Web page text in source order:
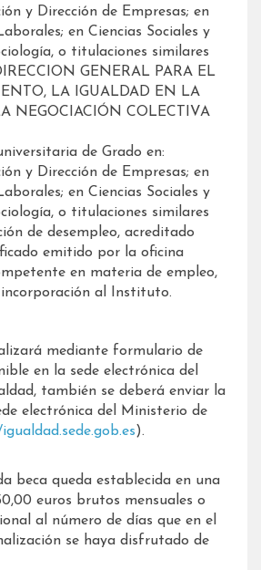
y Dirección de Empresas; en
en Ciencias Sociales y
o titulaciones similares
GENERAL PARA EL
LA IGUALDAD EN LA
NEGOCIACIÓN COLECTIVA
de Grado en:
y Dirección de Empresas; en
en Ciencias Sociales y
o titulaciones similares
de desempleo, acreditado
emitido por la oficina
en materia de empleo,
al Instituto.
mediante formulario de
en la sede electrónica del
también se deberá enviar la
electrónica del Ministerio de
).
beca queda establecida en una
euros brutos mensuales o
al número de días que en el
se haya disfrutado de